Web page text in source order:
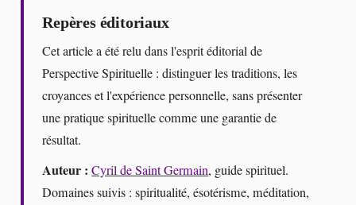
Repères éditoriaux
Cet article a été relu dans l'esprit éditorial de
Perspective Spirituelle : distinguer les traditions, les
croyances et l'expérience personnelle, sans présenter
une pratique spirituelle comme une garantie de
résultat.
Auteur : Cyril de Saint Germain, guide spirituel.
Domaines suivis : spiritualité, ésotérisme, méditation,